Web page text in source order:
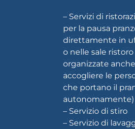
– Servizi di
per la pausa
direttamente in
o nelle sale ristoro
organizzate
accogliere le
che portano il
autonomamente)
– Servizio di stiro
– Servizio di